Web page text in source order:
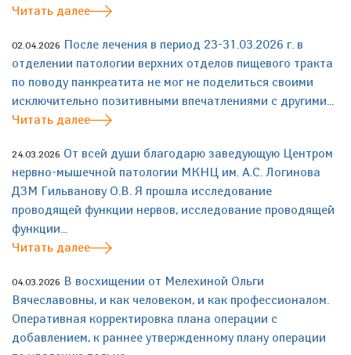
Читать далее
02.04.2026 После лечения в период 23-31.03.2026 г. в
отделении патологии верхних отделов пищевого тракта
по поводу панкреатита не мог не поделиться своими
исключительно позитивными впечатлениями с другими...
Читать далее
24.03.2026 От всей души благодарю заведующую Центром
нервно-мышечной патологии МКНЦ им. А.С. Логинова
ДЗМ Гильванову О.В. Я прошла исследование
проводящей функции нервов, исследование проводящей
функции...
Читать далее
04.03.2026 В восхищении от Мелехиной Ольги
Вячеславовны, и как человеком, и как профессионалом.
Оперативная корректировка плана операции с
добавлением, к раннее утвержденному плану операции